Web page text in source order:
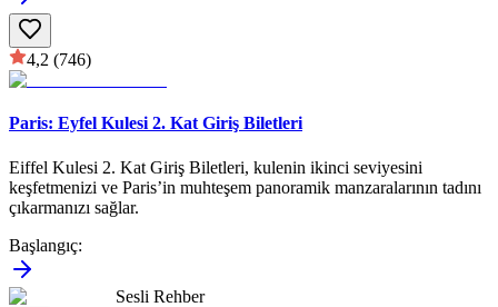
4,2 (746)
Paris: Eyfel Kulesi 2. Kat Giriş Biletleri
Eiffel Kulesi 2. Kat Giriş Biletleri, kulenin ikinci seviyesini
keşfetmenizi ve Paris’in muhteşem panoramik manzaralarının tadını
çıkarmanızı sağlar.
Başlangıç:
Sesli Rehber